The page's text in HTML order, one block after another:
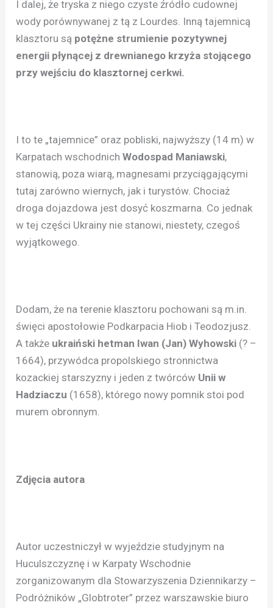
I dalej, że tryska z niego czyste źródło cudownej
wody porównywanej z tą z Lourdes. Inną tajemnicą
klasztoru są potężne strumienie pozytywnej
energii płynącej z drewnianego krzyża stojącego
przy wejściu do klasztornej cerkwi.
I to te „tajemnice” oraz pobliski, najwyższy (14 m) w
Karpatach wschodnichWodospad Maniawski,
stanowią, poza wiarą, magnesami przyciągającymi
tutaj zarówno wiernych, jak i turystów. Chociaż
droga dojazdowa jest dosyć koszmarna. Co jednak
w tej części Ukrainy nie stanowi, niestety, czegoś
wyjątkowego.
Dodam, że na terenie klasztoru pochowani są m.in.
święci apostołowie Podkarpacia Hiob i Teodozjusz.
A także ukraiński hetman Iwan (Jan) Wyhowski (? –
1664), przywódca propolskiego stronnictwa
kozackiej starszyzny i jeden z twórców Unii w
Hadziaczu (1658), którego nowy pomnik stoi pod
murem obronnym.
Zdjęcia autora
Autor uczestniczył w wyjeździe studyjnym na
Huculszczyznę i w Karpaty Wschodnie
zorganizowanym dla Stowarzyszenia Dziennikarzy –
Podróżników „Globtroter” przez warszawskie biuro